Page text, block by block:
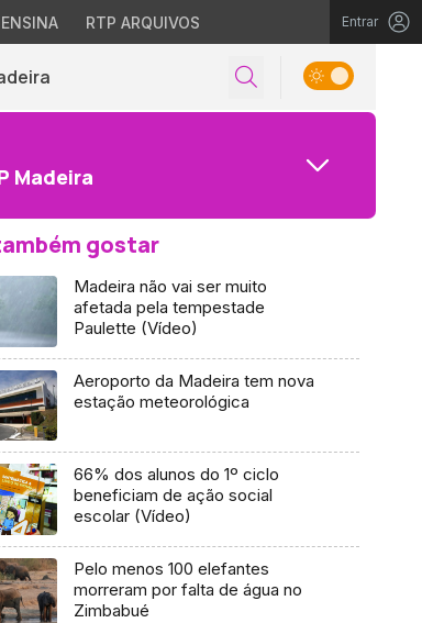
RTP ARQUIVOS Entrar
Madeira
gostar
Madeira não vai ser muito
afetada pela tempestade
Paulette (Vídeo)
Aeroporto da Madeira tem nova
estação meteorológica
66% dos alunos do 1º ciclo
beneficiam de ação social
escolar (Vídeo)
Pelo menos 100 elefantes
morreram por falta de água no
Zimbabué